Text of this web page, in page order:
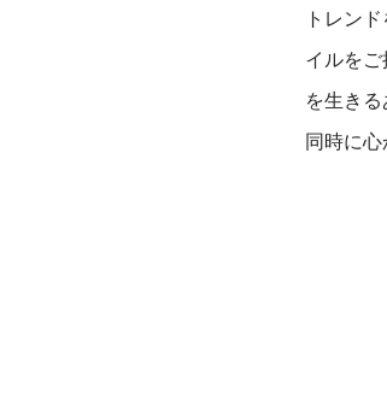
トレン
イルを
を生き
同時に